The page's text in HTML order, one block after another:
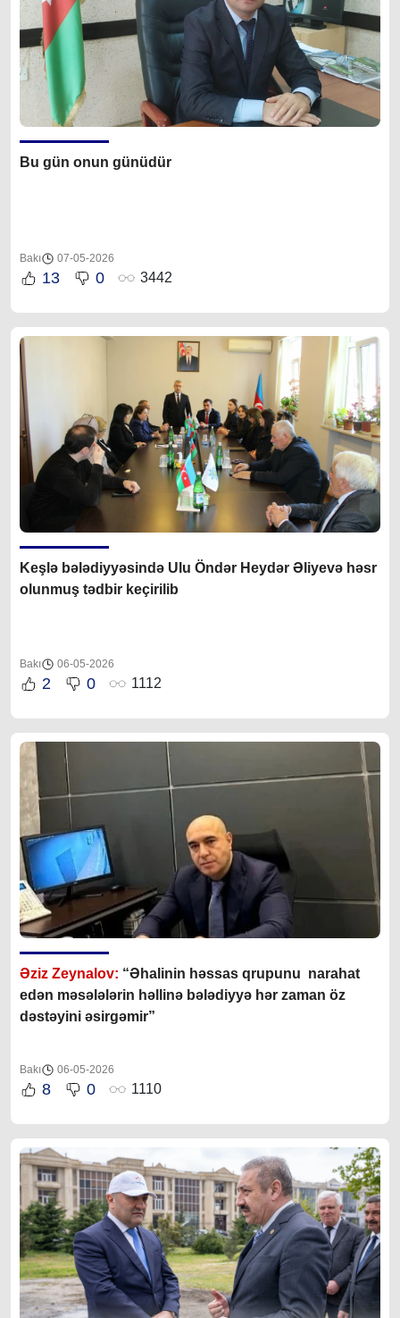
Bu gün onun günüdür
Bakı 07-05-2026
13 0 3442
Keşlə bələdiyyəsində Ulu Öndər Heydər Əliyevə həsr
olunmuş tədbir keçirilib
Bakı 06-05-2026
2 0 1112
Əziz Zeynalov: “Əhalinin həssas qrupunu narahat
edən məsələlərin həllinə bələdiyyə hər zaman öz
dəstəyini əsirgəmir”
Bakı 06-05-2026
8 0 1110